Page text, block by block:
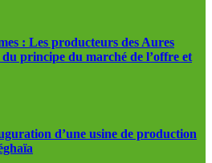
: Les producteurs des Aures
principe du marché de l’offre et
d’une usine de production